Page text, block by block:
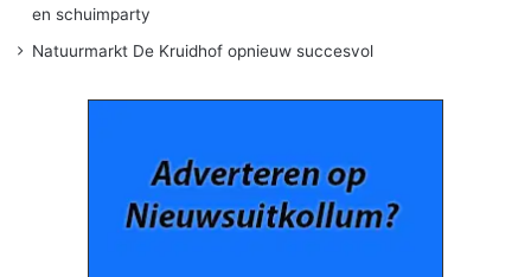
en schuimparty
Natuurmarkt De Kruidhof opnieuw succesvol